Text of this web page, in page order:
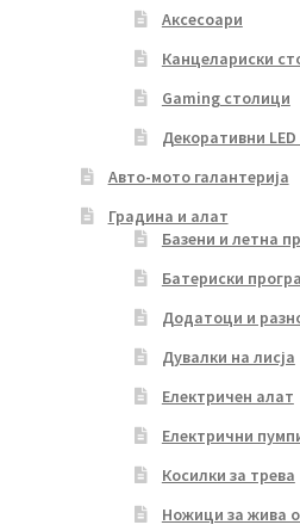
Аксесоари
Канцелариски
Gaming столици
Декоративни
Авто-мото галантерија
Градина и алат
Базени и летна
Батериски
Додатоци и
Дувалки на лисја
Електричен алат
Електрични
Косилки за трева
Ножици за жива